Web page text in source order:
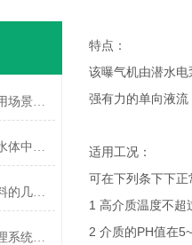
特点：
该曝气机由潜水
强有力的单向液
适用工况：
可在下列条下下
1 高介质温度不超
2 介质的PH值在
格栅清污机的工作原理与应用场景解析
回转式格栅除污机高效清理水体中的污染物
分析管式螺旋输送机出现堵料的几个原因
格栅除污机——水处理预处理系统的通用屏障